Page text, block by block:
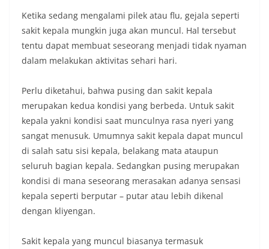
Ketika sedang mengalami pilek atau flu, gejala seperti
sakit kepala mungkin juga akan muncul. Hal tersebut
tentu dapat membuat seseorang menjadi tidak nyaman
dalam melakukan aktivitas sehari hari.
Perlu diketahui, bahwa pusing dan sakit kepala
merupakan kedua kondisi yang berbeda. Untuk sakit
kepala yakni kondisi saat munculnya rasa nyeri yang
sangat menusuk. Umumnya sakit kepala dapat muncul
di salah satu sisi kepala, belakang mata ataupun
seluruh bagian kepala. Sedangkan pusing merupakan
kondisi di mana seseorang merasakan adanya sensasi
kepala seperti berputar – putar atau lebih dikenal
dengan kliyengan.
Sakit kepala yang muncul biasanya termasuk